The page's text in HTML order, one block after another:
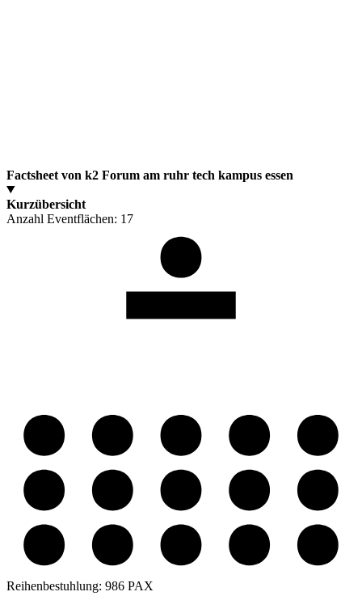
Factsheet von k2 Forum am ruhr tech kampus essen
Kurzübersicht
Anzahl Eventflächen: 17
Reihenbestuhlung: 986 PAX